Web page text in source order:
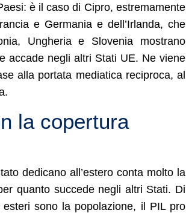
è il caso di Cipro, estremamente
e Germania e dell’Irlanda, che
Ungheria e Slovenia mostrano
accade negli altri Stati UE. Ne viene
alla portata mediatica reciproca, al
la copertura
dedicano all’estero conta molto la
quanto succede negli altri Stati. Di
sono la popolazione, il PIL pro